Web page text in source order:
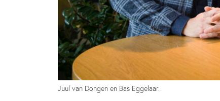
Juul van Dongen en Bas Eggelaar.